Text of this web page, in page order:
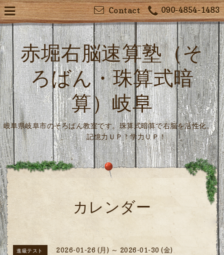
090-4854-1483
Contact
赤堀右脳速算塾（そ
ろばん・珠算式暗
算）岐阜
岐阜県岐阜市のそろばん教室です。珠算式暗算で右脳を活性化。
記憶力ＵＰ！学力ＵＰ！
カレンダー
進級テスト 2026-01-26 (月) ～ 2026-01-30 (金)